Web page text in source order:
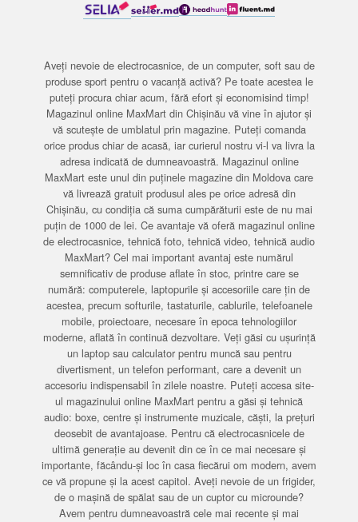
Aveți nevoie de electrocasnice, de un computer, soft sau de
produse sport pentru o vacanță activă? Pe toate acestea le
puteți procura chiar acum, fără efort și economisind timp!
Magazinul online MaxMart din Chișinău vă vine în ajutor și
vă scutește de umblatul prin magazine. Puteți comanda
orice produs chiar de acasă, iar curierul nostru vi-l va livra la
adresa indicată de dumneavoastră. Magazinul online
MaxMart este unul din puținele magazine din Moldova care
vă livrează gratuit produsul ales pe orice adresă din
Chișinău, cu condiția că suma cumpărăturii este de nu mai
puțin de 1000 de lei. Ce avantaje vă oferă magazinul online
de electrocasnice, tehnică foto, tehnică video, tehnică audio
MaxMart? Cel mai important avantaj este numărul
semnificativ de produse aflate în stoc, printre care se
numără: computerele, laptopurile și accesoriile care țin de
acestea, precum softurile, tastaturile, cablurile, telefoanele
mobile, proiectoare, necesare în epoca tehnologiilor
moderne, aflată în continuă dezvoltare. Veți găsi cu ușurință
un laptop sau calculator pentru muncă sau pentru
divertisment, un telefon performant, care a devenit un
accesoriu indispensabil în zilele noastre. Puteți accesa site-
ul magazinului online MaxMart pentru a găsi și tehnică
audio: boxe, centre și instrumente muzicale, căști, la prețuri
deosebit de avantajoase. Pentru că electrocasnicele de
ultimă generație au devenit din ce în ce mai necesare și
importante, făcându-și loc în casa fiecărui om modern, avem
ce vă propune și la acest capitol. Aveți nevoie de un frigider,
de o mașină de spălat sau de un cuptor cu microunde?
Avem pentru dumneavoastră cele mai recente și mai